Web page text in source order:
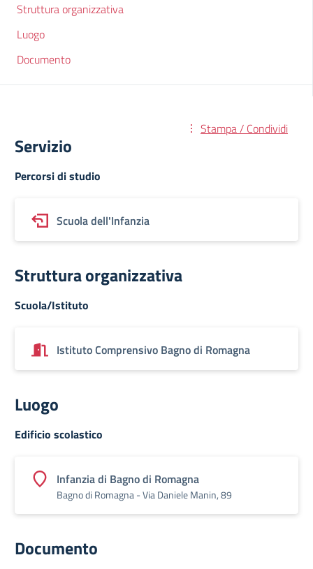
Struttura organizzativa
Luogo
Documento
Stampa / Condividi
Servizio
Percorsi di studio
Scuola dell'Infanzia
Struttura organizzativa
Scuola/Istituto
Istituto Comprensivo Bagno di Romagna
Luogo
Edificio scolastico
Infanzia di Bagno di Romagna
Bagno di Romagna - Via Daniele Manin, 89
Documento